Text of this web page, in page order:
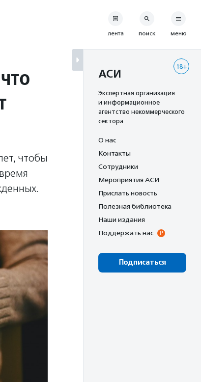
чтобы
лента поиск меню
18+
АСИ
Экспертная организация
и информационное
агентство некоммерческого
сектора
О нас
Контакты
Сотрудники
Мероприятия АСИ
Прислать новость
Полезная библиотека
Наши издания
Поддержать нас
Подписаться